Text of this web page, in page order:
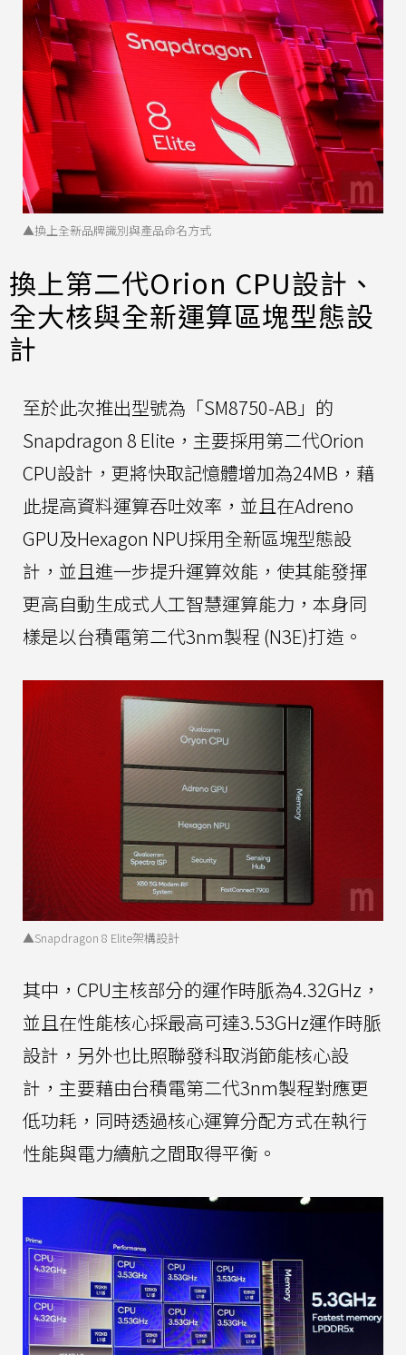
▲換上全新品牌識別與產品命名方式
換上第二代Orion CPU設計、
全大核與全新運算區塊型態設
計
至於此次推出型號為「SM8750-AB」的
Snapdragon 8 Elite，主要採用第二代Orion
CPU設計，更將快取記憶體增加為24MB，藉
此提高資料運算吞吐效率，並且在Adreno
GPU及Hexagon NPU採用全新區塊型態設
計，並且進一步提升運算效能，使其能發揮
更高自動生成式人工智慧運算能力，本身同
樣是以台積電第二代3nm製程 (N3E)打造。
▲Snapdragon 8 Elite架構設計
其中，CPU主核部分的運作時脈為4.32GHz，
並且在性能核心採最高可達3.53GHz運作時脈
設計，另外也比照聯發科取消節能核心設
計，主要藉由台積電第二代3nm製程對應更
低功耗，同時透過核心運算分配方式在執行
性能與電力續航之間取得平衡。